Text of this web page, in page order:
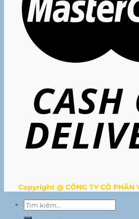
Copyright @ CÔNG TY CỔ PHẦN
Tìm
kiếm: